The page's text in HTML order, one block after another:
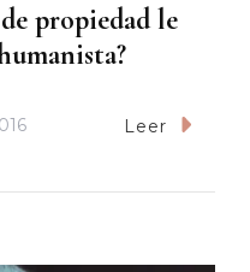
propiedad le
Leer